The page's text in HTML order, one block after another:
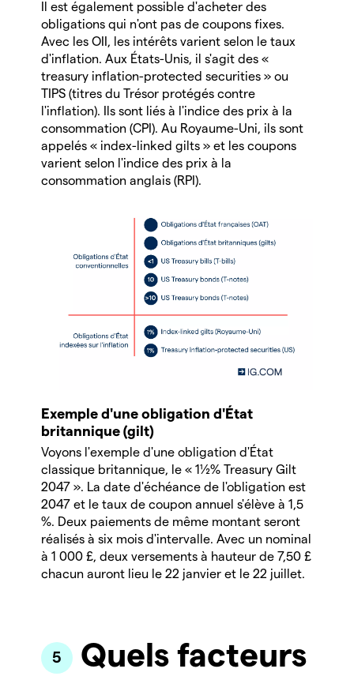
Il est également possible d'acheter des
obligations qui n'ont pas de coupons fixes.
Avec les OII, les intérêts varient selon le taux
d'inflation. Aux États-Unis, il s'agit des «
treasury inflation-protected securities » ou
TIPS (titres du Trésor protégés contre
l'inflation). Ils sont liés à l'indice des prix à la
consommation (CPI). Au Royaume-Uni, ils sont
appelés « index-linked gilts » et les coupons
varient selon l'indice des prix à la
consommation anglais (RPI).
Exemple d'une obligation d'État
britannique (gilt)
Voyons l'exemple d'une obligation d'État
classique britannique, le « 1½% Treasury Gilt
2047 ». La date d'échéance de l'obligation est
2047 et le taux de coupon annuel s'élève à 1,5
%. Deux paiements de même montant seront
réalisés à six mois d'intervalle. Avec un nominal
à 1 000 £, deux versements à hauteur de 7,50 £
chacun auront lieu le 22 janvier et le 22 juillet.
Quels facteurs